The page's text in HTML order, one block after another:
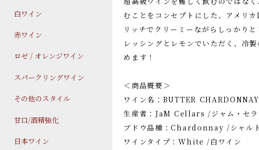
白ワイン
赤ワイン
ロゼ / オレンジワイン
スパークリングワイン
その他のスタイル
甘口/酒精強化
日本ワイン
むことをコンセプトにした、アメリ
リッチでクリーミーながらしっかり
レッシングとレモンでいただく、冷
めます！
＜商品概要＞
ワイン名：BUTTER
生産者：JaM Cellars /ジャム・セラ
ブドウ品種：Chardonnay /シャル
ワインタイプ：White /白ワイン